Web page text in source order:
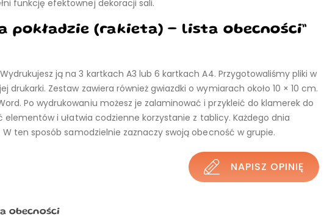
funkcję efektownej dekoracji sali.
pokładzie (rakieta) – lista obecności”
ją na 3 kartkach A3 lub 6 kartkach A4. Przygotowaliśmy pliki w
Zestaw zawiera również gwiazdki o wymiarach około 10 × 10 cm.
Po wydrukowaniu możesz je zalaminować i przykleić do klamerek do
elementów i ułatwia codzienne korzystanie z tablicy. Każdego dnia
ten sposób samodzielnie zaznaczy swoją obecność w grupie.
NAPISZ OPINIĘ
obecności